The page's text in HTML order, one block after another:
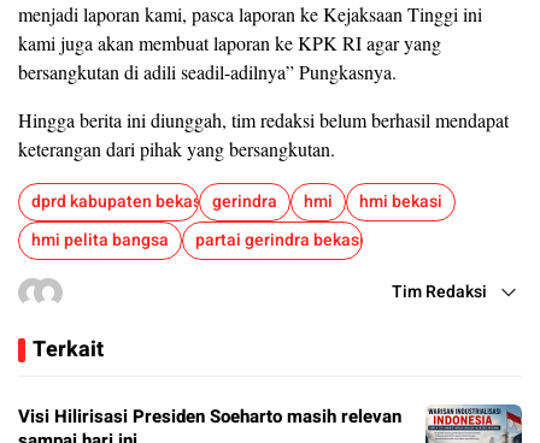
menjadi laporan kami, pasca laporan ke Kejaksaan Tinggi ini
kami juga akan membuat laporan ke KPK RI agar yang
bersangkutan di adili seadil-adilnya” Pungkasnya.
Hingga berita ini diunggah, tim redaksi belum berhasil mendapat
keterangan dari pihak yang bersangkutan.
dprd kabupaten bekasi gerindra hmi
hmi bekasi
hmi pelita bangsa
partai gerindra bekasi
Tim Redaksi
Terkait
Visi Hilirisasi Presiden Soeharto masih relevan